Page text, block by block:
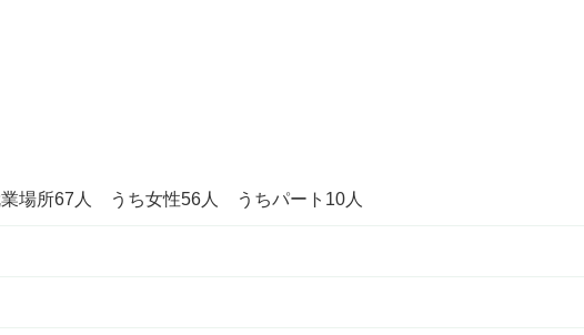
場所67人 うち女性56人 うちパート10人